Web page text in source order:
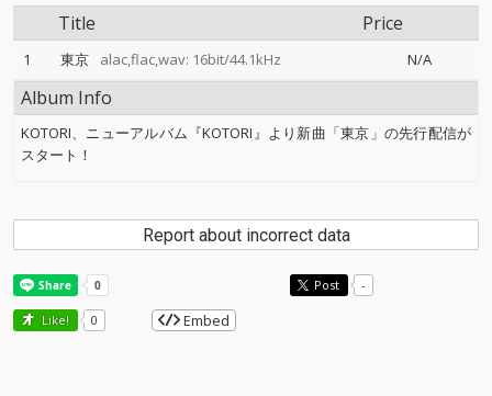
Title Price
1 東京 alac,flac,wav: 16bit/44.1kHz N/A
Album Info
KOTORI、ニューアルバム『KOTORI』より新曲「東京」の先行配信が
スタート！
Report about incorrect data
Post -
Like! 0 Embed